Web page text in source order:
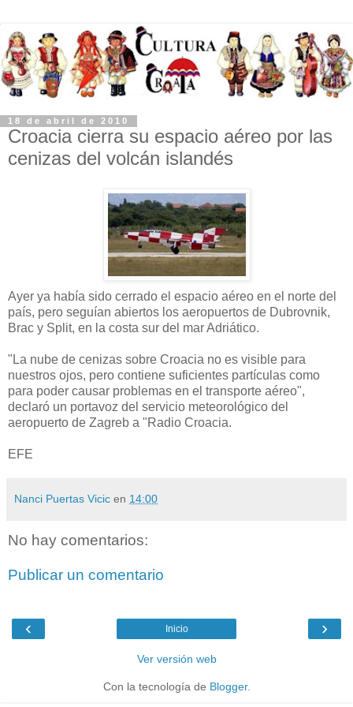
18 de abril de 2010
Croacia cierra su espacio aéreo por las
cenizas del volcán islandés
Ayer ya había sido cerrado el espacio aéreo en el norte del
país, pero seguían abiertos los aeropuertos de Dubrovnik,
Brac y Split, en la costa sur del mar Adriático.
"La nube de cenizas sobre Croacia no es visible para
nuestros ojos, pero contiene suficientes partículas como
para poder causar problemas en el transporte aéreo",
declaró un portavoz del servicio meteorológico del
aeropuerto de Zagreb a "Radio Croacia.
EFE
Nanci Puertas Vicic en 14:00
No hay comentarios:
Publicar un comentario
‹ ›
Inicio
Ver versión web
Con la tecnología de Blogger.